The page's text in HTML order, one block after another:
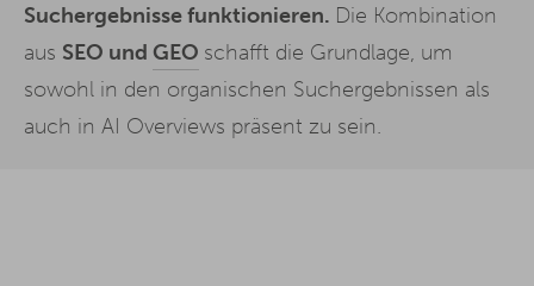
Suchergebnisse funktionieren. Die Kombination
aus SEO und GEO schafft die Grundlage, um
sowohl in den organischen Suchergebnissen als
auch in AI Overviews präsent zu sein.